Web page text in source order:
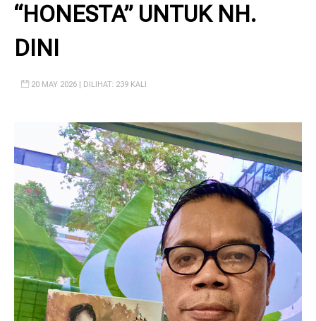
“HONESTA” UNTUK NH.
DINI
20 MAY 2026 | DILIHAT: 239 KALI